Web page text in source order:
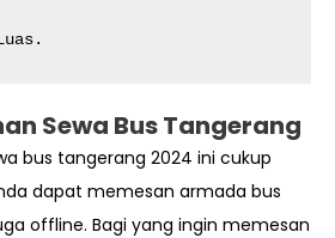
Sewa Bus Tangerang
bus tangerang 2024 ini cukup
dapat memesan armada bus
offline. Bagi yang ingin memesan